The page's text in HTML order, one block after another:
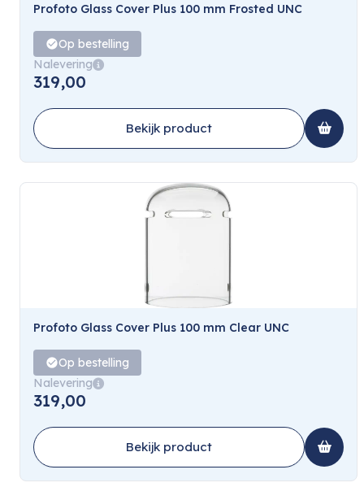
Profoto Glass Cover Plus 100 mm Frosted UNC
Op bestelling
Nalevering
319,00
Bekijk product
Profoto Glass Cover Plus 100 mm Clear UNC
Op bestelling
Nalevering
319,00
Bekijk product